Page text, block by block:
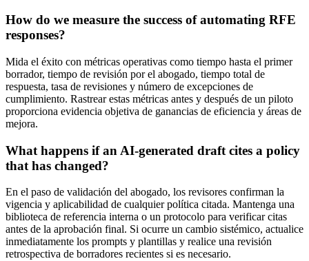
How do we measure the success of automating RFE
responses?
Mida el éxito con métricas operativas como tiempo hasta el primer
borrador, tiempo de revisión por el abogado, tiempo total de
respuesta, tasa de revisiones y número de excepciones de
cumplimiento. Rastrear estas métricas antes y después de un piloto
proporciona evidencia objetiva de ganancias de eficiencia y áreas de
mejora.
What happens if an AI-generated draft cites a policy
that has changed?
En el paso de validación del abogado, los revisores confirman la
vigencia y aplicabilidad de cualquier política citada. Mantenga una
biblioteca de referencia interna o un protocolo para verificar citas
antes de la aprobación final. Si ocurre un cambio sistémico, actualice
inmediatamente los prompts y plantillas y realice una revisión
retrospectiva de borradores recientes si es necesario.